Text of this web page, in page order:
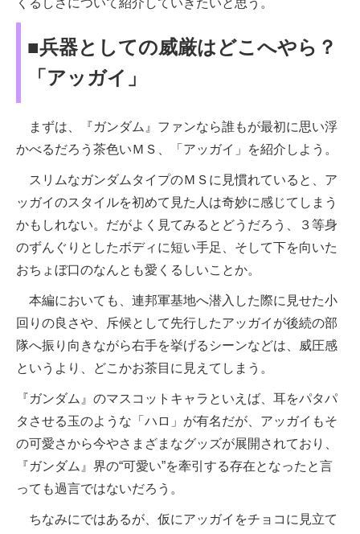
くるしさについて紹介していきたいと思う。
■兵器としての威厳はどこへやら？
「アッガイ」
まずは、『ガンダム』ファンなら誰もが最初に思い浮
かべるだろう茶色いＭＳ、「アッガイ」を紹介しよう。
スリムなガンダムタイプのＭＳに見慣れていると、ア
ッガイのスタイルを初めて見た人は奇妙に感じてしまう
かもしれない。だがよく見てみるとどうだろう、３等身
のずんぐりとしたボディに短い手足、そして下を向いた
おちょぼ口のなんとも愛くるしいことか。
本編においても、連邦軍基地へ潜入した際に見せた小
回りの良さや、斥候として先行したアッガイが後続の部
隊へ振り向きながら右手を挙げるシーンなどは、威圧感
というより、どこかお茶目に見えてしまう。
『ガンダム』のマスコットキャラといえば、耳をパタパ
タさせる玉のような「ハロ」が有名だが、アッガイもそ
の可愛さから今やさまざまなグッズが展開されており、
『ガンダム』界の“可愛い”を牽引する存在となったと言
っても過言ではないだろう。
ちなみにではあるが、仮にアッガイをチョコに見立て